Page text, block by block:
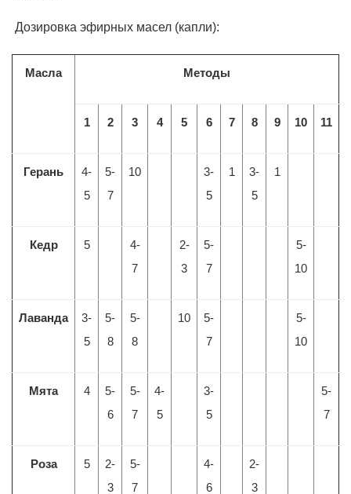
Дозировка эфирных масел (капли):
Масла Методы
1 2 3 4 5 6 7 8 9 10 11
Герань
4-
5
5-
7
10
3-
5
1
3-
5
1
Кедр 5
4-
7
2-
3
5-
7
5-
10
Лаванда
3-
5
5-
8
5-
8
10
5-
7
5-
10
Мята 4
5-
6
5-
7
4-
5
3-
5
5-
7
Роза 5
2-
3
5-
7
4-
6
2-
3